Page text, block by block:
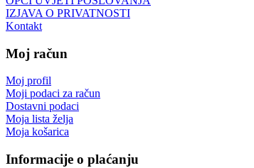
IZJAVA O PRIVATNOSTI
Kontakt
Moj račun
Moj profil
Moji podaci za račun
Dostavni podaci
Moja lista želja
Moja košarica
Informacije o plaćanju